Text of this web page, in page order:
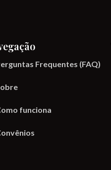
Frequentes (FAQ)
funciona